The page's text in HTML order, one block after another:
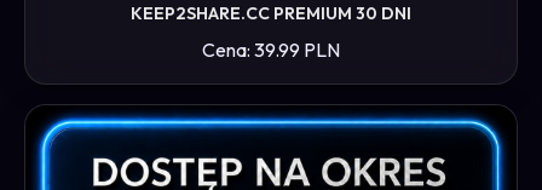
KEEP2SHARE.CC PREMIUM 30 DNI
Cena: 39.99 PLN